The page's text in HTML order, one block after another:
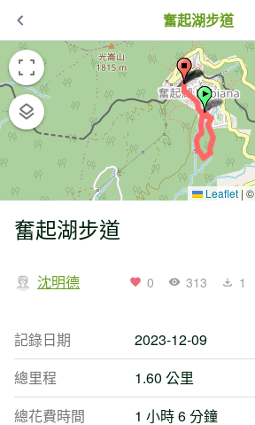
奮起湖步道
Leaflet |©
奮起湖步道
沈明德 0 313 1
記錄日期
2023-12-09
總里程
1.60 公里
總花費時間
1 小時 6 分鐘